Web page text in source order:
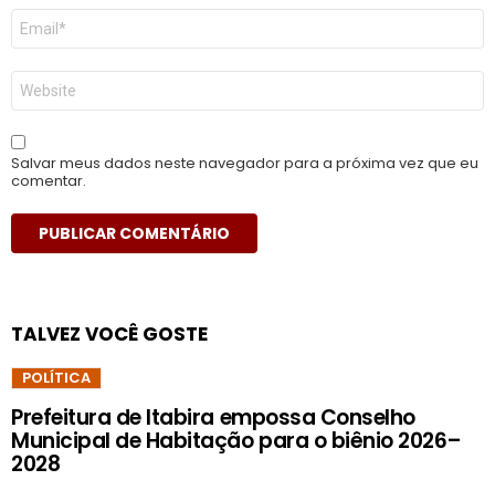
E-
mail
*
Site
Salvar meus dados neste navegador para a próxima vez que eu
comentar.
TALVEZ VOCÊ GOSTE
POLÍTICA
Prefeitura de Itabira empossa Conselho
Municipal de Habitação para o biênio 2026–
2028